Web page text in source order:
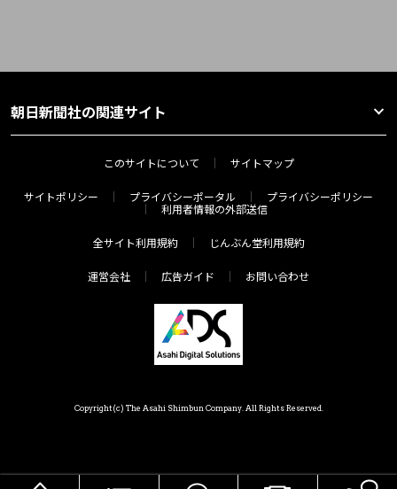
朝日新聞社の関連サイト
このサイトについて サイトマップ
サイトポリシー プライバシーポータル
プライバシーポリシー
利用者情報の外部送信
全サイト利用規約 じんぶん堂利用規約
運営会社 広告ガイド お問い合わせ
Copyright(c) The Asahi Shimbun Company. All Rights Reserved.